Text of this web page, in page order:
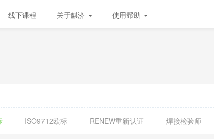
线下课程 关于麒济 使用帮助
ISO9712欧标 RENEW重新认证 焊接检验师